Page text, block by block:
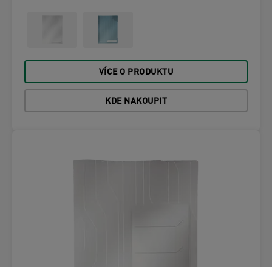
VÍCE O PRODUKTU
KDE NAKOUPIT